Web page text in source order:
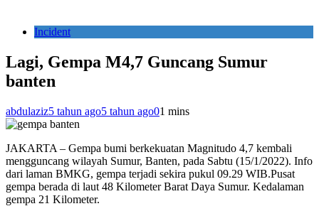
Incident
Lagi, Gempa M4,7 Guncang Sumur
banten
abdulaziz5 tahun ago5 tahun ago01 mins
JAKARTA – Gempa bumi berkekuatan Magnitudo 4,7 kembali
mengguncang wilayah Sumur, Banten, pada Sabtu (15/1/2022). Info
dari laman BMKG, gempa terjadi sekira pukul 09.29 WIB.Pusat
gempa berada di laut 48 Kilometer Barat Daya Sumur. Kedalaman
gempa 21 Kilometer.